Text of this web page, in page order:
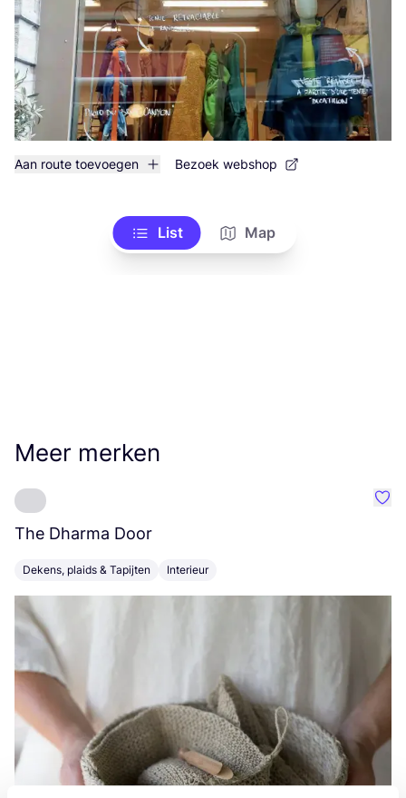
Aan route toevoegen Bezoek webshop
List Map
Meer merken
The Dharma Door
Dekens, plaids & Tapijten Interieur